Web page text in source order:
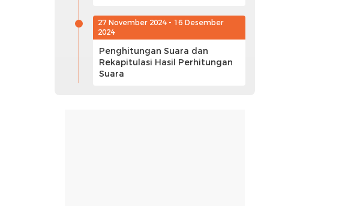
27 November 2024 - 16 Desember
2024
Penghitungan Suara dan
Rekapitulasi Hasil Perhitungan
Suara